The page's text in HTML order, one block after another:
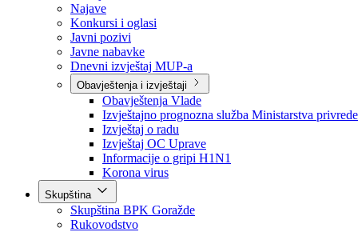
Aktuelno
Sve vijesti
Izdvojeno
Najave
Konkursi i oglasi
Javni pozivi
Javne nabavke
Dnevni izvještaj MUP-a
Obavještenja i izvještaji
Obavještenja Vlade
Izvještajno prognozna služba Ministarstva privrede
Izvještaj o radu
Izvještaj OC Uprave
Informacije o gripi H1N1
Korona virus